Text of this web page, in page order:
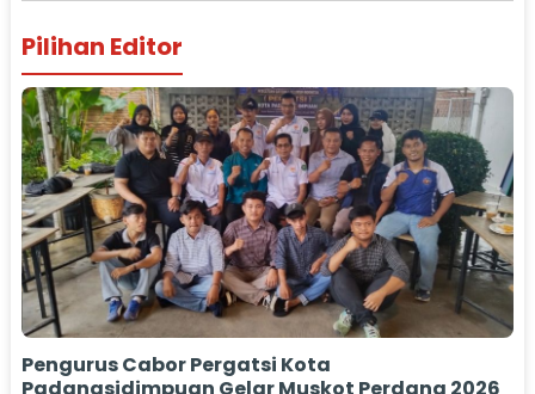
Pilihan Editor
Pengurus Cabor Pergatsi Kota
Padangsidimpuan Gelar Muskot Perdana 2026